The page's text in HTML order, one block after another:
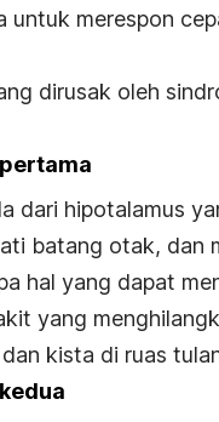
untuk merespon
dirusak oleh
dari hipotalamus
batang otak, dan
hal yang dapat
yang
kista di ruas